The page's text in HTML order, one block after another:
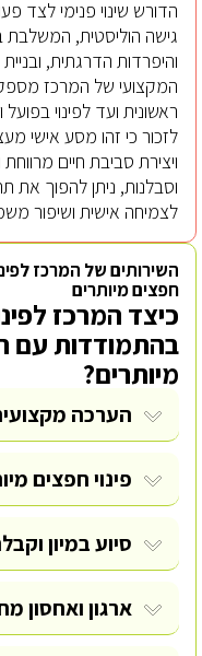
הדורש שינוי פנימי לצד
גישה הוליסטית, המשלבת
והיפרדות הדרגתית,
המקצועי של המרכז
ראשונית ועד לפינוי
לזכור כי זהו מסע אישי
ויצירת סביבת חיים
וסבלנות, ניתן להפוך את
לצמיחה אישית ושיפור
השירותים של המרכז
חפצים מיותרים
כיצד המרכז
בהתמודדות עם
מיותרים?
הערכה
פינוי חפצים
סיוע במיון
ארגון ואחסון